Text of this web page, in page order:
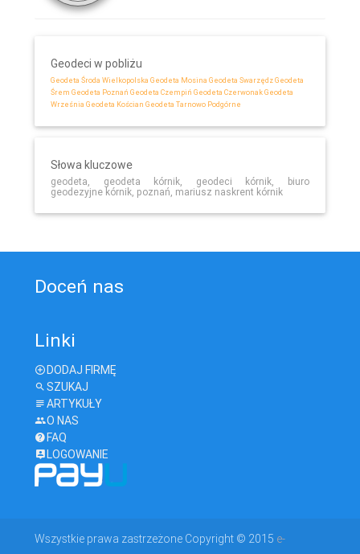
Geodeci w pobliżu
Geodeta Środa Wielkopolska Geodeta Mosina Geodeta Swarzędz Geodeta
Śrem Geodeta Poznań Geodeta Czempiń Geodeta Czerwonak Geodeta
Września Geodeta Kościan Geodeta Tarnowo Podgórne
Słowa kluczowe
geodeta, geodeta kórnik, geodeci kórnik, biuro
geodezyjne kórnik, poznań, mariusz naskrent kórnik
Doceń nas
Linki
DODAJ FIRMĘ
SZUKAJ
ARTYKUŁY
O NAS
FAQ
LOGOWANIE
Wszystkie prawa zastrzeżone Copyright © 2015 e-